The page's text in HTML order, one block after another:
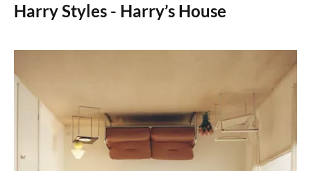
Harry Styles - Harry’s House